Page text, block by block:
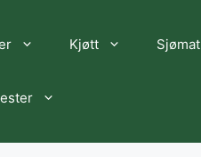
Kjøtt Sjømat